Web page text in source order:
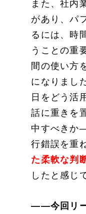
また、社内
があり、パ
るには、時
うことの重
間の使い方
になりまし
日をどう活
話に重きを
中すべきか
行錯誤を重
た柔軟な判
したと感じ
——今回リー